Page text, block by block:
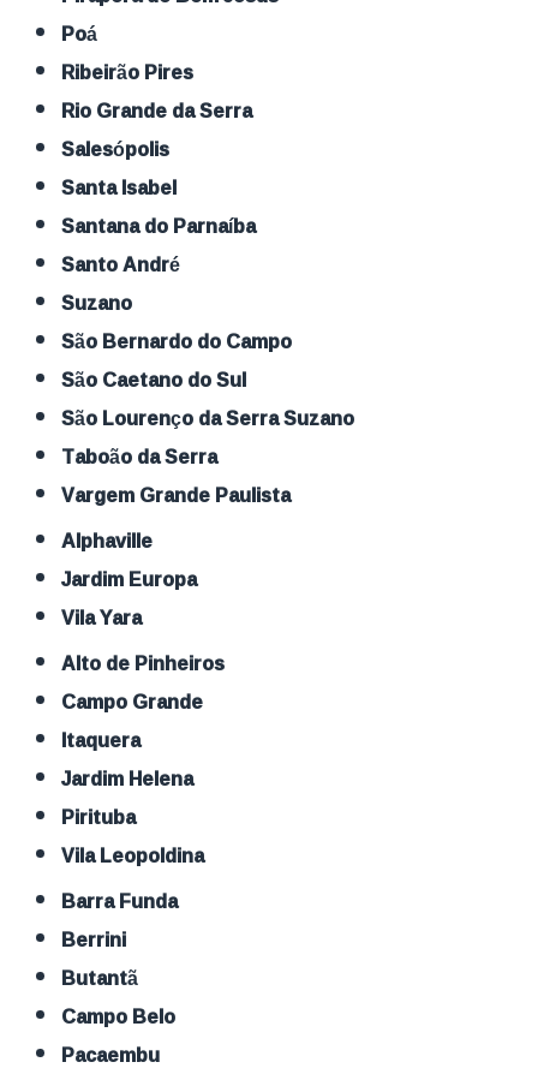
Poá
Ribeirão Pires
Rio Grande da Serra
Salesópolis
Santa Isabel
Santana do Parnaíba
Santo André
Suzano
São Bernardo do Campo
São Caetano do Sul
São Lourenço da Serra Suzano
Taboão da Serra
Vargem Grande Paulista
Alphaville
Jardim Europa
Vila Yara
Alto de Pinheiros
Campo Grande
Itaquera
Jardim Helena
Pirituba
Vila Leopoldina
Barra Funda
Berrini
Butantã
Campo Belo
Pacaembu